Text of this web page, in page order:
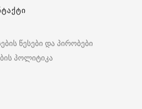
წესები და პირობები
პოლიტიკა